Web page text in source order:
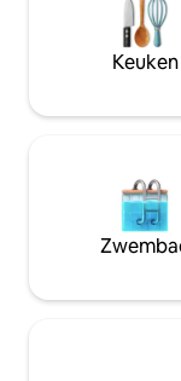
extra dag is 10€/
maken van een
Huisdierkosten
Keuken